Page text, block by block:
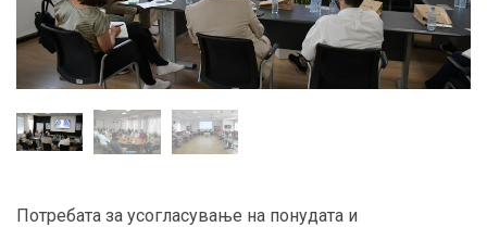
Потребата за усогласување на понудата и